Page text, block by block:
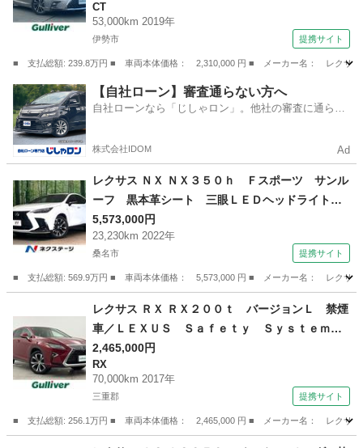
ダークルーズコントロール 衝突軽減システム
車線逸脱警報 オートマティックハイビーム 純
CT
53,000km 2019年
伊勢市 提携サイト
■ 支払総額: 239.8万円 ■ 車両本体価格： 2,310,000 円 ■ メーカー名： レク
三重 伊勢市 CT
【自社ローン】審査通らない方へ
自社ローンなら「じしゃロン」。他社の審査に通らな
株式会社IDOM Ad
レクサス ＮＸ ＮＸ３５０ｈ Ｆスポーツ サンル
ーフ 黒本革シート 三眼ＬＥＤヘッドライト
オレンジキャリパー デジタルインナーミラー
全席シートヒーター ヘッドアップディスプレ
ィ 純正２０インチＡＷ 純正１４型ナビ 全周
囲カメラ 禁煙車 （検9.6）
5,573,000円
23,230km 2022年
桑名市 提携サイト
■ 支払総額: 569.9万円 ■ 車両本体価格： 5,573,000 円 ■ メーカー名： レク
レクサス
レクサス ＲＸ ＲＸ２００ｔ バージョンＬ 禁煙
車／ＬＥＸＵＳ Ｓａｆｅｔｙ Ｓｙｓｔｅｍ＋
／純正１２．３インチＳＤナビ／純正ビルトイン
ＥＴＣ２．０／パノラミックビューモニター／レ
ーダークルーズコントロール／全席パワーシート
2,465,000円
RX
70,000km 2017年
三重郡 提携サイト
■ 支払総額: 256.1万円 ■ 車両本体価格： 2,465,000 円 ■ メーカー名： レクサ
RX